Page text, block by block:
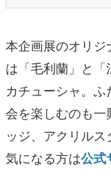
本企画展のオリ
は「毛利蘭」と
カチューシャ。
会を楽しむのも
ッジ、アクリルス
気になる方は公式